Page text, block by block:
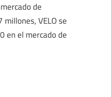
de
VELO se
en el mercado de